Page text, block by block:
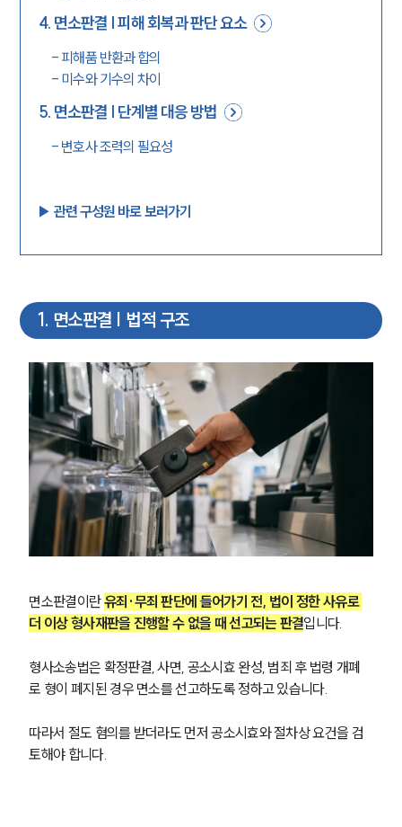
4. 면소판결 | 피해 회복과 판단 요소
- 피해품 반환과 합의
- 미수와 기수의 차이
5. 면소판결 | 단계별 대응 방법
- 변호사 조력의 필요성
▶︎ 관련 구성원 바로 보러가기
1 . 면소판결 | 법적 구조
면소판결이란 유죄·무죄 판단에 들어가기 전, 법이 정한 사유로
더 이상 형사재판을 진행할 수 없을 때 선고되는 판결입니다.
형사소송법은 확정판결, 사면, 공소시효 완성, 범죄 후 법령 개폐
로 형이 폐지된 경우 면소를 선고하도록 정하고 있습니다.
따라서 절도 혐의를 받더라도 먼저 공소시효와 절차상 요건을 검
토해야 합니다.